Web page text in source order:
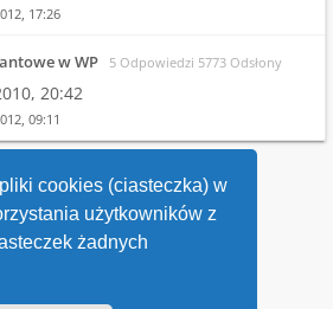
cookies (ciasteczka) w
użytkowników z
żadnych
17:26
w WP 5 Odpowiedzi 5773 Odsłony
20:42
09:11